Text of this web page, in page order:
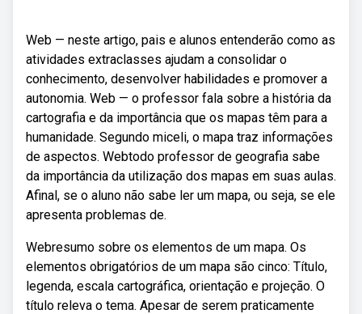
Web — neste artigo, pais e alunos entenderão como as
atividades extraclasses ajudam a consolidar o
conhecimento, desenvolver habilidades e promover a
autonomia. Web — o professor fala sobre a história da
cartografia e da importância que os mapas têm para a
humanidade. Segundo miceli, o mapa traz informações
de aspectos. Webtodo professor de geografia sabe
da importância da utilização dos mapas em suas aulas.
Afinal, se o aluno não sabe ler um mapa, ou seja, se ele
apresenta problemas de.
Webresumo sobre os elementos de um mapa. Os
elementos obrigatórios de um mapa são cinco: Título,
legenda, escala cartográfica, orientação e projeção. O
título releva o tema. Apesar de serem praticamente